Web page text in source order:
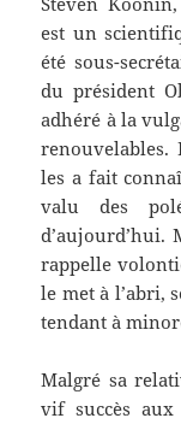
est un
été sous-
du président
adhéré à la
les a fait
valu des
d’aujourd’hui.
rappelle
le met à l’abri,
tendant à
Malgré sa
vif succès aux